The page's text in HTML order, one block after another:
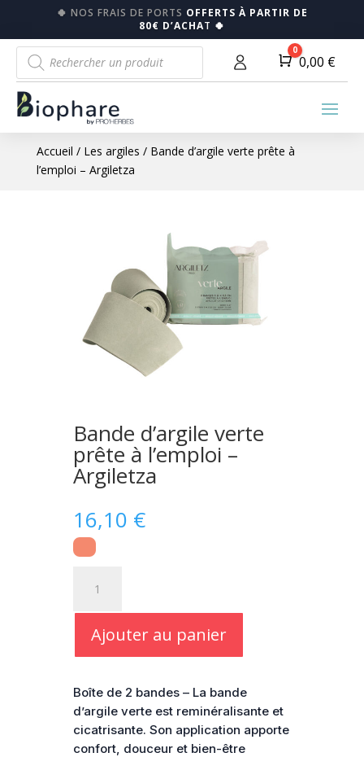
🍀 NOS FRAIS DE PORTS OFFERTS À PARTIR DE
80€ D’ACHAT 🍀
Recherche
de
produits
Panier
0
0,00 €
Accueil / Les argiles / Bande d’argile verte prête à
l’emploi – Argiletza
Bande d’argile verte
prête à l’emploi –
Argiletza
16,10 €
Bande
d'argile
à
l'emploi
-
Argiletza
Ajouter au panier
Boîte de 2 bandes – La bande
d’argile verte est reminéralisante et
cicatrisante. Son application apporte
confort, douceur et bien-être